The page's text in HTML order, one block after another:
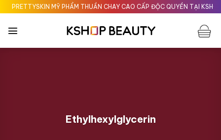
Chuyển
đến
nội
MỸ PHẨM THUẦN CHAY CAO CẤP ĐỘC QUYỀN TẠI
Ethylhexylglycerin